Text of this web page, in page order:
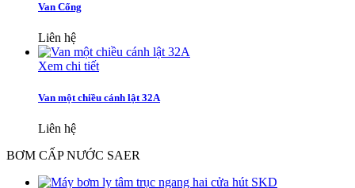
Van Cổng
Liên hệ
Xem chi tiết
Van một chiều cánh lật 32A
Liên hệ
BƠM CẤP NƯỚC SAER